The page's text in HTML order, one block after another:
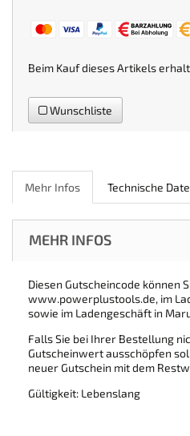
Beim Kauf dieses Artikels
Wunschliste
Mehr Infos Technische
MEHR INFOS
Diesen Gutscheincode können
www.powerplustools.de, im
sowie im Ladengeschäft in
Falls Sie bei Ihrer Bestellung
Gutscheinwert ausschöpfen
neuer Gutschein mit dem
Gültigkeit: Lebenslang